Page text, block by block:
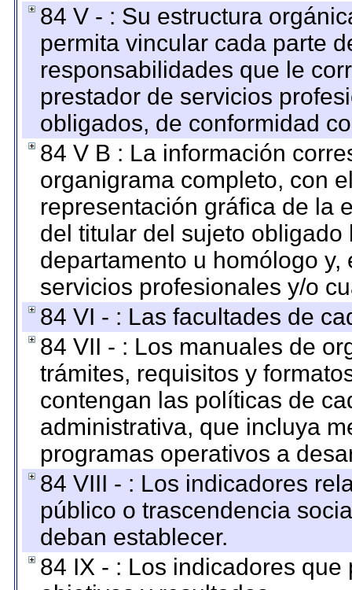
84 V - : Su estructura
permita vincular cada parte
responsabilidades que le
prestador de servicios
obligados, de conformidad
84 V B : La información
organigrama completo, con
representación gráfica de la
del titular del sujeto
departamento u homólogo
servicios profesionales y/o
84 VI - : Las facultades de
84 VII - : Los manuales de
trámites, requisitos y
contengan las políticas de
administrativa, que incluya
programas operativos a
84 VIII - : Los indicadores
público o trascendencia
deban establecer.
84 IX - : Los indicadores